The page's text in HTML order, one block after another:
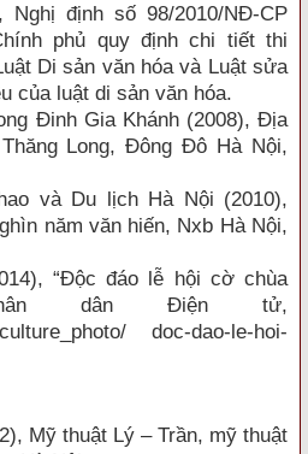
định số 98/2010/NĐ-CP
phủ quy định chi tiết thi
Di sản văn hóa và Luật sửa
của luật di sản văn hóa.
Đinh Gia Khánh (2008), Địa
Long, Đông Đô Hà Nội,
và Du lịch Hà Nội (2010),
năm văn hiến, Nxb Hà Nội,
“Độc đáo lễ hội cờ chùa
dân Điện tử,
doc-dao-le-hoi-
Mỹ thuật Lý – Trần, mỹ thuật